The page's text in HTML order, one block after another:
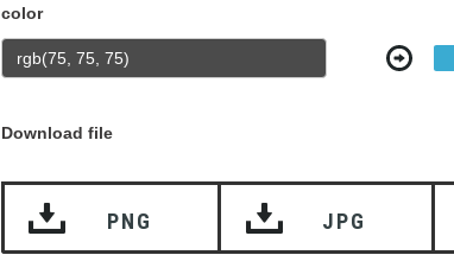
color
Download file
PNG JPG